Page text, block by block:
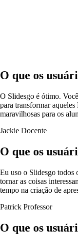
O que os
O Slidesgo é ótimo.
para transformar
maravilhosas para os
Jackie Docente
O que os
Eu uso o Slidesgo todos
tornar as coisas
tempo na criação de
Patrick Professor
O que os